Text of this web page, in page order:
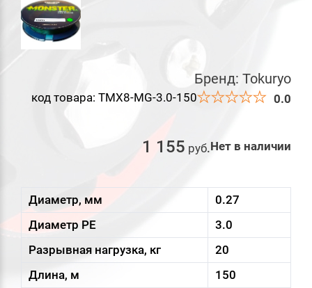
Бренд: Tokuryo
код товара: TMX8-MG-3.0-150 0.0
1 155 руб.Нет в наличии
Диаметр, мм
0.27
Диаметр PE
3.0
Разрывная нагрузка, кг
20
Длина, м
150